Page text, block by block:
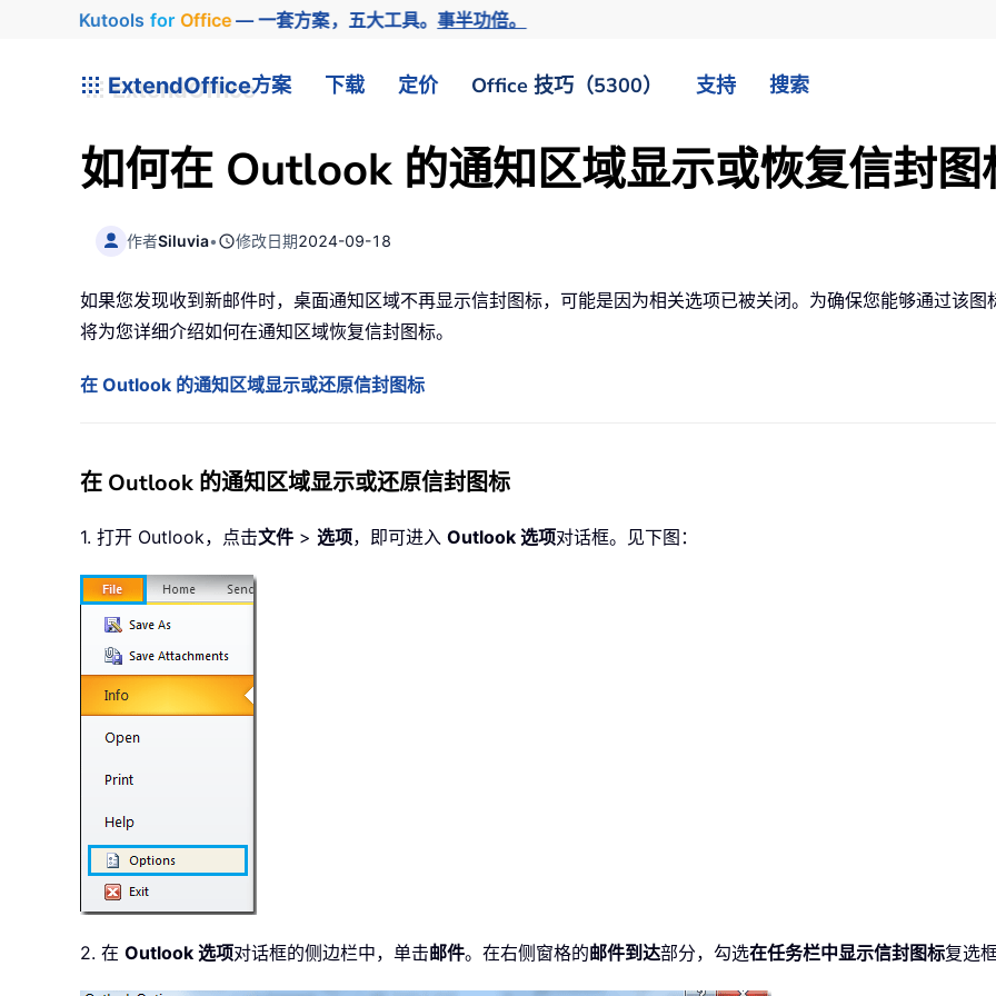
Kutools for Office— 一套方案，五大工具。事半功倍。
ExtendOffice方案 下载 定价 Office 技巧（5300） 支持 搜索
如何在 Outlook 的通知区域显示或恢复信封图
作者Siluvia• 修改日期2024-09-18
如果您发现收到新邮件时，桌面通知区域不再显示信封图标，可能是因为相关选项已被关闭。为确保您能够通过该
将为您详细介绍如何在通知区域恢复信封图标。
在 Outlook 的通知区域显示或还原信封图标
在 Outlook 的通知区域显示或还原信封图标
1. 打开 Outlook，点击文件 > 选项，即可进入 Outlook 选项对话框。见下图：
2. 在 Outlook 选项对话框的侧边栏中，单击邮件。在右侧窗格的邮件到达部分，勾选在任务栏中显示信封图标复选